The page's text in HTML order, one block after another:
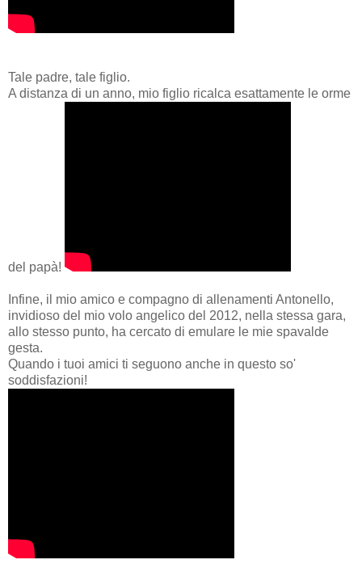
Tale padre, tale figlio.
A distanza di un anno, mio figlio ricalca esattamente le orme
del papà!
Infine, il mio amico e compagno di allenamenti Antonello,
invidioso del mio volo angelico del 2012, nella stessa gara,
allo stesso punto, ha cercato di emulare le mie spavalde
gesta.
Quando i tuoi amici ti seguono anche in questo so'
soddisfazioni!